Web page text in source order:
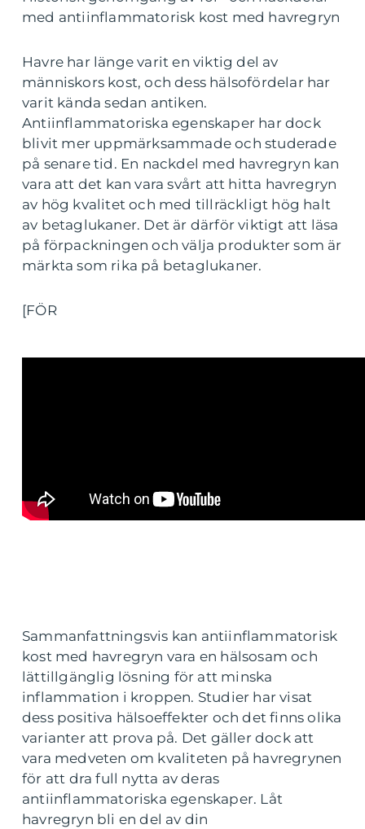
med antiinflammatorisk kost med havregryn
Havre har länge varit en viktig del av
människors kost, och dess hälsofördelar har
varit kända sedan antiken.
Antiinflammatoriska egenskaper har dock
blivit mer uppmärksammade och studerade
på senare tid. En nackdel med havregryn kan
vara att det kan vara svårt att hitta havregryn
av hög kvalitet och med tillräckligt hög halt
av betaglukaner. Det är därför viktigt att läsa
på förpackningen och välja produkter som är
märkta som rika på betaglukaner.
[FÖR
Sammanfattningsvis kan antiinflammatorisk
kost med havregryn vara en hälsosam och
lättillgänglig lösning för att minska
inflammation i kroppen. Studier har visat
dess positiva hälsoeffekter och det finns olika
varianter att prova på. Det gäller dock att
vara medveten om kvaliteten på havregrynen
för att dra full nytta av deras
antiinflammatoriska egenskaper. Låt
havregryn bli en del av din